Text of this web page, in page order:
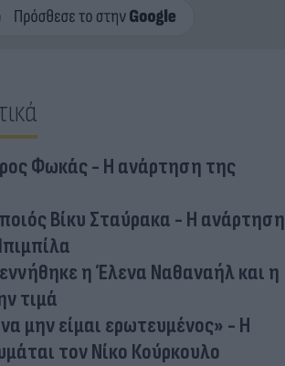
Φωκάς - Η ανάρτηση της
Βίκυ Σταύρακα - Η ανάρτηση
η Έλενα Ναθαναήλ και η
τιμά
μην είμαι ερωτευμένος» - Η
τον Νίκο Κούρκουλο